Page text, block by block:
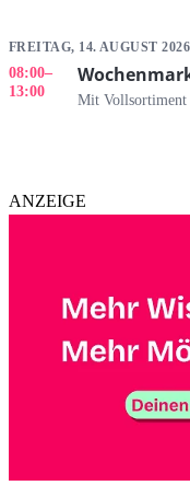
FREITAG, 14. AUGUST
08:00–
13:00
Mit Vollsortiment
ANZEIGE